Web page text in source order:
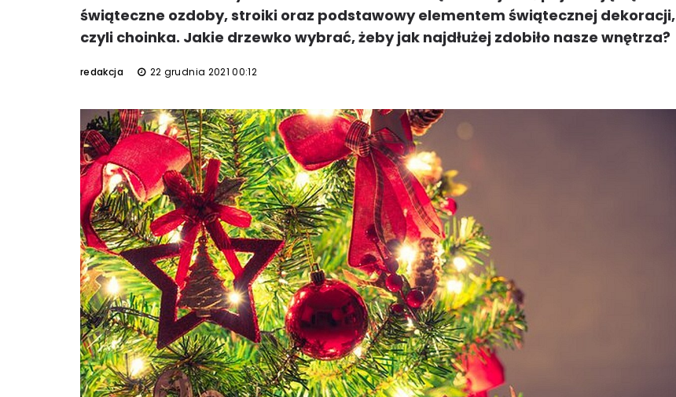
świąteczne ozdoby, stroiki oraz podstawowy elementem świątecznej dekoracji,
czyli choinka. Jakie drzewko wybrać, żeby jak najdłużej zdobiło nasze wnętrza?
redakcja 22 grudnia 2021 00:12